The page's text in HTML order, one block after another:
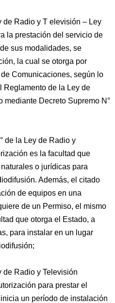
de Radio y T elevisión – Ley
la prestación del servicio de
sus modalidades, se
la cual se otorga por
Comunicaciones, según lo
Reglamento de la Ley de
mediante Decreto Supremo N°
de la Ley de Radio y
es la facultad que
o jurídicas para
Además, el citado
de equipos en una
de un Permiso, el mismo
que otorga el Estado, a
para instalar en un lugar
de Radio y Televisión
para prestar el
un período de instalación